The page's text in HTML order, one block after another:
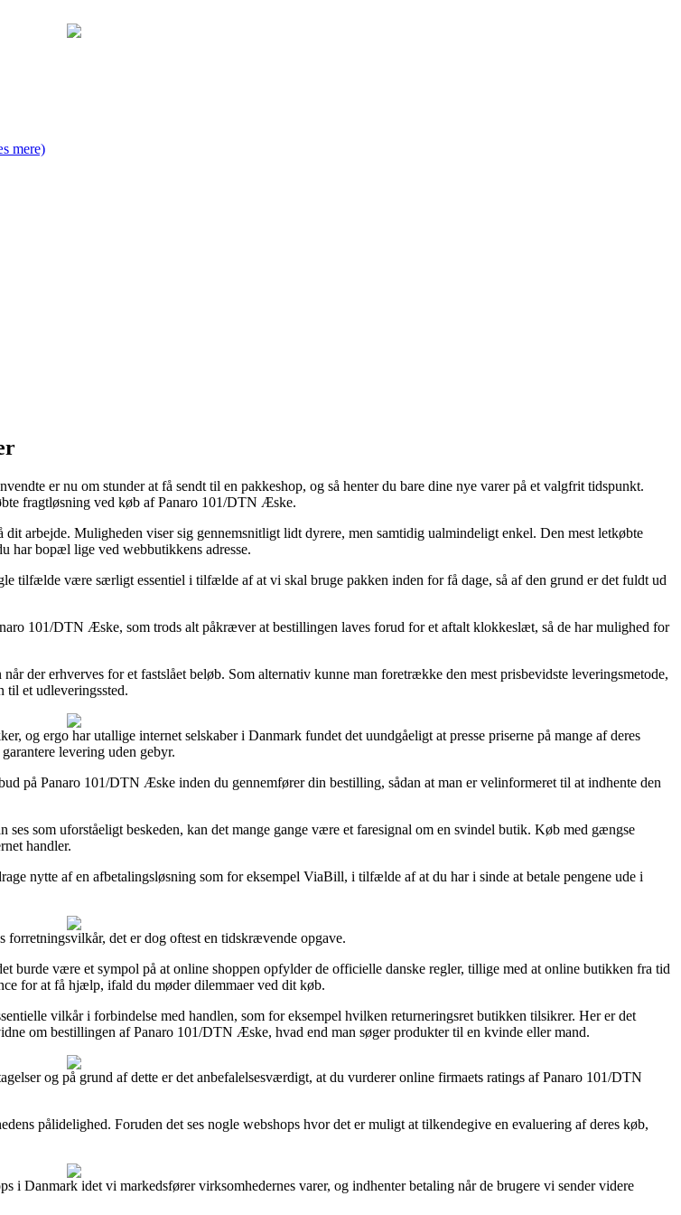
mere)
er nu om stunder at få sendt til en pakkeshop, og så henter du bare dine nye varer på et valgfrit tidspunkt.
fragtløsning ved køb af Panaro 101/DTN Æske.
arbejde. Muligheden viser sig gennemsnitligt lidt dyrere, men samtidig ualmindeligt enkel. Den mest letkøbte
har bopæl lige ved webbutikkens adresse.
være særligt essentiel i tilfælde af at vi skal bruge pakken inden for få dage, så af den grund er det fuldt ud
101/DTN Æske, som trods alt påkræver at bestillingen laves forud for et aftalt klokkeslæt, så de har mulighed for
der erhverves for et fastslået beløb. Som alternativ kunne man foretrække den mest prisbevidste leveringsmetode,
til et udleveringssted.
og ergo har utallige internet selskaber i Danmark fundet det uundgåeligt at presse priserne på mange af deres
levering uden gebyr.
på Panaro 101/DTN Æske inden du gennemfører din bestilling, sådan at man er velinformeret til at indhente den
som uforståeligt beskeden, kan det mange gange være et faresignal om en svindel butik. Køb med gængse
handler.
nytte af en afbetalingsløsning som for eksempel ViaBill, i tilfælde af at du har i sinde at betale pengene ude i
det er dog oftest en tidskrævende opgave.
burde være et sympol på at online shoppen opfylder de officielle danske regler, tillige med at online butikken fra tid
for at få hjælp, ifald du møder dilemmaer ved dit køb.
vilkår i forbindelse med handlen, som for eksempel hvilken returneringsret butikken tilsikrer. Her er det
om bestillingen af Panaro 101/DTN Æske, hvad end man søger produkter til en kvinde eller mand.
og på grund af dette er det anbefalelsesværdigt, at du vurderer online firmaets ratings af Panaro 101/DTN
pålidelighed. Foruden det ses nogle webshops hvor det er muligt at tilkendegive en evaluering af deres køb,
i Danmark idet vi markedsfører virksomhedernes varer, og indhenter betaling når de brugere vi sender videre